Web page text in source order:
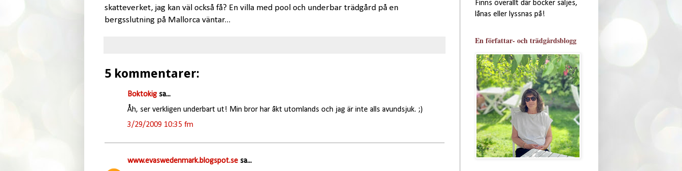
skatteverket, jag kan väl också få? En villa med pool och underbar trädgård på en
bergsslutning på Mallorca väntar...
5 kommentarer:
Boktokigsa...
Åh, ser verkligen underbart ut! Min bror har åkt utomlands och jag är inte alls avundsjuk. ;)
3/29/2009 10:35 fm
www.evaswedenmark.blogspot.sesa...
Finns överallt där böcker säljes,
lånas eller lyssnas på!
En författar- och trädgårdsblogg